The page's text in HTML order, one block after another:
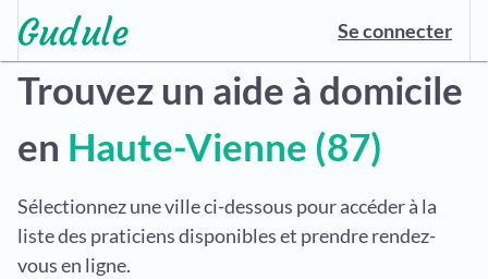
Se connecter
Trouvez un aide à domicile
en Haute-Vienne (87)
Sélectionnez une ville ci-dessous pour accéder à la
liste des praticiens disponibles et prendre rendez-
vous en ligne.